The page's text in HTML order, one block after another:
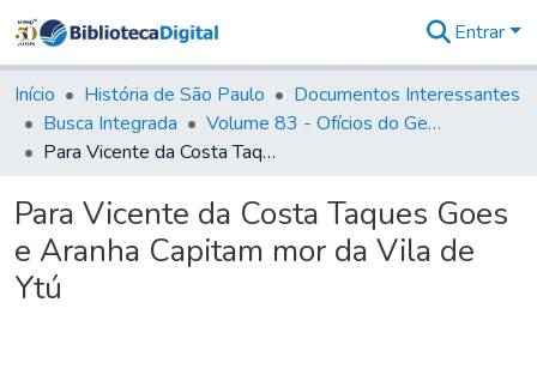
&
Coleções
Tudo na
Biblioteca
Estatísticas
Entrar
Início História de São Paulo
Documentos Interessantes
Busca Integrada
Volume 83 - Ofícios do General Martim Lopes Lobo de Saldanha (Governador da Capitania): 1780- 1782
Para Vicente da Costa Taques Goes e Aranha Capitam mor da Vila de Ytú
Para Vicente da Costa Taques Goes
e Aranha Capitam mor da Vila de
Ytú